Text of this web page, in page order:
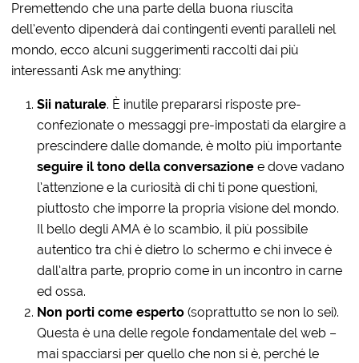
Premettendo che una parte della buona riuscita
dell’evento dipenderà dai contingenti eventi paralleli nel
mondo, ecco alcuni suggerimenti raccolti dai più
interessanti Ask me anything:
Sii naturale. È inutile prepararsi risposte pre-
confezionate o messaggi pre-impostati da elargire a
prescindere dalle domande, è molto più importante
seguire il tono della conversazione e dove vadano
l’attenzione e la curiosità di chi ti pone questioni,
piuttosto che imporre la propria visione del mondo.
Il bello degli AMA è lo scambio, il più possibile
autentico tra chi è dietro lo schermo e chi invece è
dall’altra parte, proprio come in un incontro in carne
ed ossa.
Non porti come esperto (soprattutto se non lo sei).
Questa è una delle regole fondamentale del web –
mai spacciarsi per quello che non si è, perché le